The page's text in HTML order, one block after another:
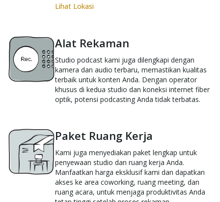
Lihat Lokasi
Alat Rekaman
Studio podcast kami juga dilengkapi dengan
kamera dan audio terbaru, memastikan kualitas
terbaik untuk konten Anda. Dengan operator
khusus di kedua studio dan koneksi internet fiber
optik, potensi podcasting Anda tidak terbatas.
Paket Ruang Kerja
Kami juga menyediakan paket lengkap untuk
penyewaan studio dan ruang kerja Anda.
Manfaatkan harga eksklusif kami dan dapatkan
akses ke area coworking, ruang meeting, dan
ruang acara, untuk menjaga produktivitas Anda